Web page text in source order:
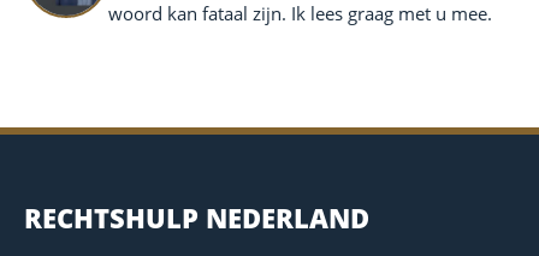
woord kan fataal zijn. Ik lees graag met u mee.
RECHTSHULP NEDERLAND